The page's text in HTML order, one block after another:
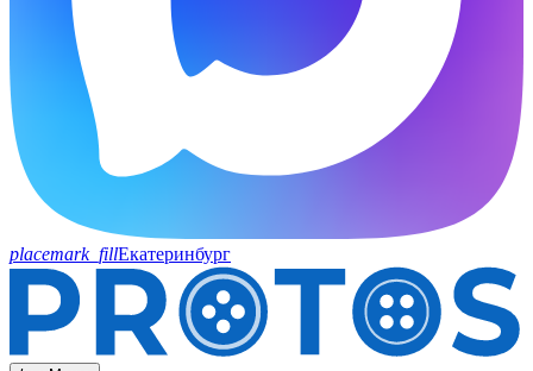
placemark_fillЕкатеринбург